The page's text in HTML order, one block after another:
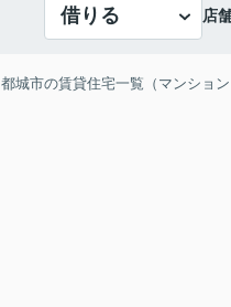
借りる 店
都城市の賃貸住宅一覧（マンション